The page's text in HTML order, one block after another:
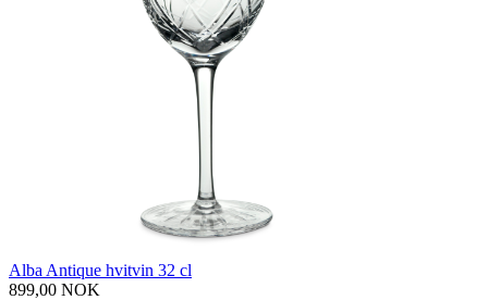
Alba Antique hvitvin 32 cl
899,00 NOK